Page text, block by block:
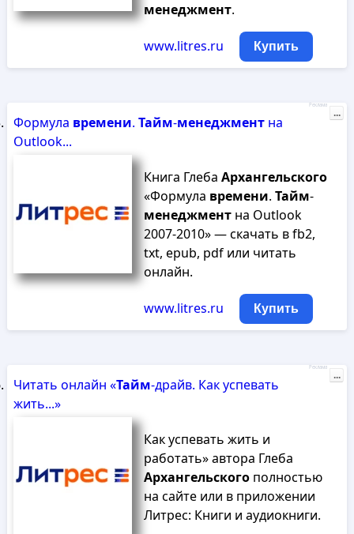
менеджмент.
www.litres.ru Купить
Формула времени. Тайм-менеджментна
Outlook...
Книга Глеба Архангельского
«Формула времени. Тайм-
менеджментна Outlook
2007-2010» — скачать в fb2,
txt, epub, pdf или читать
онлайн.
www.litres.ru Купить
Реклама
...
Читать онлайн «Тайм-драйв. Как успевать
жить...»
Как успевать жить и
работать» автора Глеба
Архангельскогополностью
на сайте или в приложении
Литрес: Книги и аудиокниги.
Реклама
...